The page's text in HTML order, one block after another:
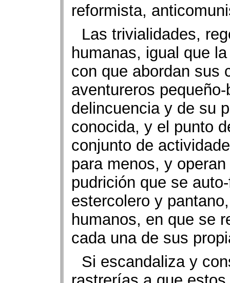
reformista,
Las trivialidades,
humanas, igual que
con que abordan sus
aventureros
delincuencia y de su
conocida, y el punto
conjunto de
para menos, y
pudrición que se
estercolero y
humanos, en que se
cada una de sus
Si escandaliza y